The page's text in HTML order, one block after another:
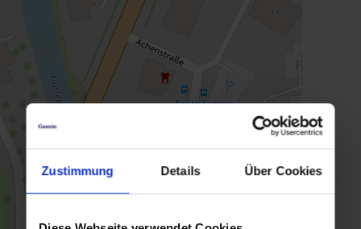
Zustimmung Details Über Cookies